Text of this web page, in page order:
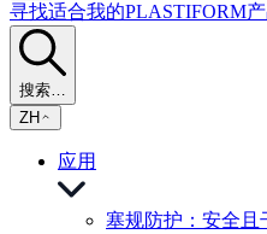
寻找适合我的PLASTIFORM
搜索…
ZH
应用
塞规防护：安全且